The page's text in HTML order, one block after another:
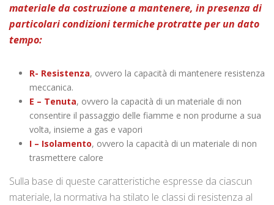
materiale da costruzione a mantenere, in presenza di
particolari condizioni termiche protratte per un dato
tempo:
R- Resistenza, ovvero la capacità di mantenere resistenza
meccanica.
E – Tenuta, ovvero la capacità di un materiale di non
consentire il passaggio delle fiamme e non produrne a sua
volta, insieme a gas e vapori
I – Isolamento, ovvero la capacità di un materiale di non
trasmettere calore
Sulla base di queste caratteristiche espresse da ciascun
materiale, la normativa ha stilato le classi di resistenza al